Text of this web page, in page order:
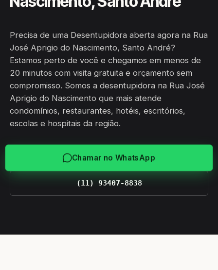
Precisa de uma Desentupidora aberta agora na Rua
José Aprigio do Nascimento, Santo André?
Estamos perto de você e chegamos em menos de
20 minutos com visita gratuita e orçamento sem
compromisso. Somos a desentupidora na Rua José
Aprigio do Nascimento que mais atende
condomínios, restaurantes, hotéis, escritórios,
escolas e hospitais da região.
Chamar no WhatsApp
(11) 93407-8838